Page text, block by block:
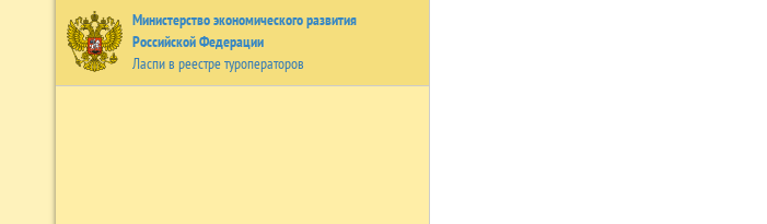
Министерство экономического развития
Российской Федерации
Ласпи в реестре туроператоров